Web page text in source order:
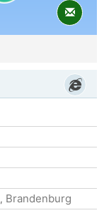
, Brandenburg